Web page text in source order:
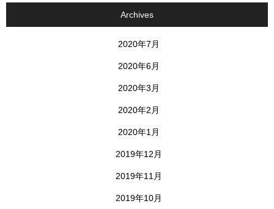
Archives
2020年7月
2020年6月
2020年3月
2020年2月
2020年1月
2019年12月
2019年11月
2019年10月